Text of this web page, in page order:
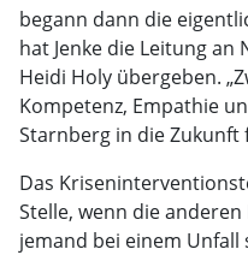
begann dann die
hat Jenke die Leitung an
Heidi Holy übergeben.
Kompetenz, Empathie
Starnberg in die Zukunft
Das
Stelle, wenn die
jemand bei einem